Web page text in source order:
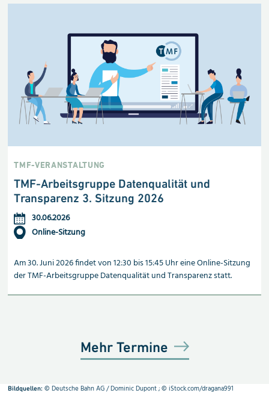
TMF-VERANSTALTUNG
TMF-Arbeitsgruppe Datenqualität und
Transparenz 3. Sitzung 2026
30.06.2026
Online-Sitzung
Am 30. Juni 2026 findet von 12:30 bis 15:45 Uhr eine Online-Sitzung
der TMF-Arbeitsgruppe Datenqualität und Transparenz statt.
Mehr Termine
Bildquellen: ©Deutsche Bahn AG / Dominic Dupont; ©iStock.com/dragana991